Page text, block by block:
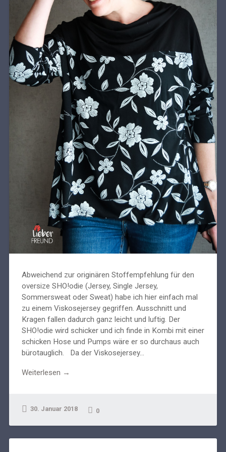
Abweichend zur originären Stoffempfehlung für den
oversize SHO!odie (Jersey, Single Jersey,
Sommersweat oder Sweat) habe ich hier einfach mal
zu einem Viskosejersey gegriffen. Ausschnitt und
Kragen fallen dadurch ganz leicht und luftig. Der
SHO!odie wird schicker und ich finde in Kombi mit einer
schicken Hose und Pumps wäre er so durchaus auch
bürotauglich. Da der Viskosejersey...
Weiterlesen →
30. Januar 2018 0